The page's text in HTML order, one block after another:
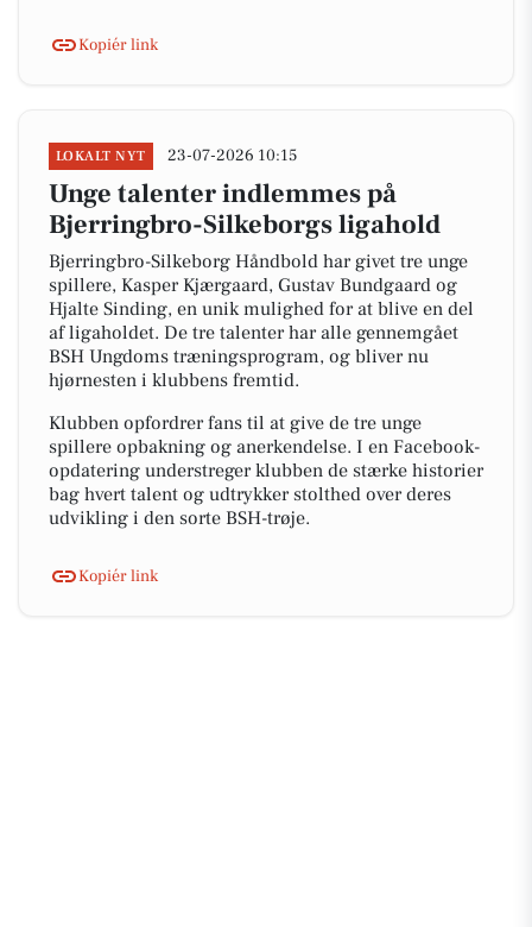
Kopiér link
LOKALT NYT 23-07-2026 10:15
Unge talenter indlemmes på
Bjerringbro-Silkeborgs ligahold
Bjerringbro-Silkeborg Håndbold har givet tre unge
spillere, Kasper Kjærgaard, Gustav Bundgaard og
Hjalte Sinding, en unik mulighed for at blive en del
af ligaholdet. De tre talenter har alle gennemgået
BSH Ungdoms træningsprogram, og bliver nu
hjørnesten i klubbens fremtid.
Klubben opfordrer fans til at give de tre unge
spillere opbakning og anerkendelse. I en Facebook-
opdatering understreger klubben de stærke historier
bag hvert talent og udtrykker stolthed over deres
udvikling i den sorte BSH-trøje.
Kopiér link